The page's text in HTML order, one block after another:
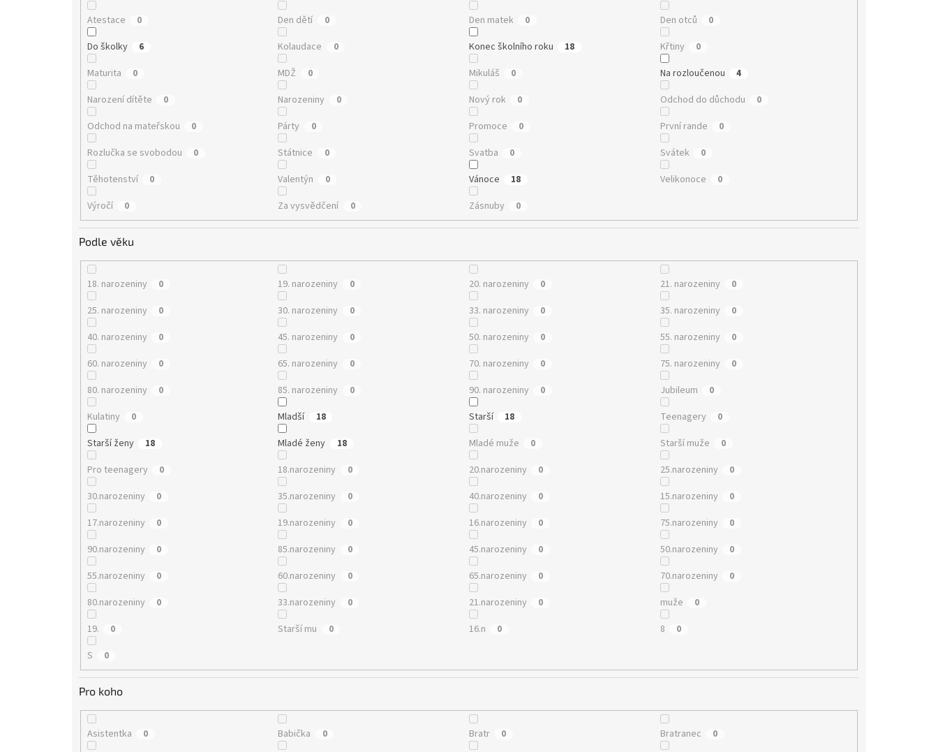
Atestace 0 Den dětí 0 Den matek 0 Den otců 0
Do školky 6 Kolaudace 0 Konec školního roku 18 Křtiny 0
Maturita 0 MDŽ 0 Mikuláš 0 Na rozloučenou 4
Narození dítěte 0 Narozeniny 0 Nový rok 0 Odchod do důchodu 0
Odchod na mateřskou 0 Párty 0 Promoce 0 První rande 0
Rozlučka se svobodou 0 Státnice 0 Svatba 0 Svátek 0
Těhotenství 0 Valentýn 0 Vánoce 18 Velikonoce 0
Výročí 0 Za vysvědčení 0 Zásnuby 0
Podle věku
18. narozeniny 0 19. narozeniny 0 20. narozeniny 0 21. narozeniny 0
25. narozeniny 0 30. narozeniny 0 33. narozeniny 0 35. narozeniny 0
40. narozeniny 0 45. narozeniny 0 50. narozeniny 0 55. narozeniny 0
60. narozeniny 0 65. narozeniny 0 70. narozeniny 0 75. narozeniny 0
80. narozeniny 0 85. narozeniny 0 90. narozeniny 0 Jubileum 0
Kulatiny 0 Mladší 18 Starší 18 Teenagery 0
Starší ženy 18 Mladé ženy 18 Mladé muže 0 Starší muže 0
Pro teenagery 0 18.narozeniny 0 20.narozeniny 0 25.narozeniny 0
30.narozeniny 0 35.narozeniny 0 40.narozeniny 0 15.narozeniny 0
17.narozeniny 0 19.narozeniny 0 16.narozeniny 0 75.narozeniny 0
90.narozeniny 0 85.narozeniny 0 45.narozeniny 0 50.narozeniny 0
55.narozeniny 0 60.narozeniny 0 65.narozeniny 0 70.narozeniny 0
80.narozeniny 0 33.narozeniny 0 21.narozeniny 0 muže 0
19. 0 Starší mu 0 16.n 0 8 0
S 0
Pro koho
Asistentka 0 Babička 0 Bratr 0 Bratranec 0